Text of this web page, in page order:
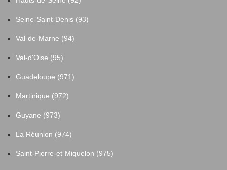
Seine-Saint-Denis (93)
Val-de-Marne (94)
Val-d'Oise (95)
Guadeloupe (971)
Martinique (972)
Guyane (973)
La Réunion (974)
Saint-Pierre-et-Miquelon (975)